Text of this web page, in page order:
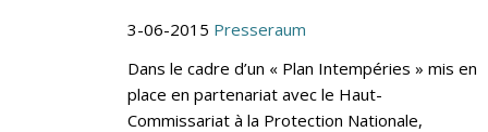
3-06-2015 Presseraum
Dans le cadre d’un « Plan Intempéries » mis en
place en partenariat avec le Haut-
Commissariat à la Protection Nationale,